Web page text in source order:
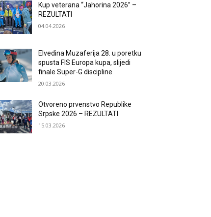
Kup veterana “Jahorina 2026” –
REZULTATI
04.04.2026
Elvedina Muzaferija 28. u poretku
spusta FIS Europa kupa, slijedi
finale Super-G discipline
20.03.2026
Otvoreno prvenstvo Republike
Srpske 2026 – REZULTATI
15.03.2026